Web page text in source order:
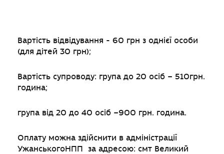
Вартість відвідування - 60 грн з однієї особи
(для дітей 30 грн);
Вартість супроводу: група до 20 осіб – 510грн.
година;
група від 20 до 40 осіб –900 грн. година.
Оплату можна здійснити в адміністрації
УжанськогоНПП за адресою: смт Великий